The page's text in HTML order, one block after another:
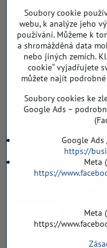
DIČ: CZ8103114129
Sklad, vzorkovna
Záříčí ev. č. 54
768 11 Chropyně
608 855 055
Soubory cookie
webu, k analýze jeho
používání. Můžeme k
a shromážděná data
nebo jiných zemích.
cookie“ vyjadřujete
můžete najít
Soubory cookies ke
Google Ads –
Google
https://
Meta
https://
Meta
https://